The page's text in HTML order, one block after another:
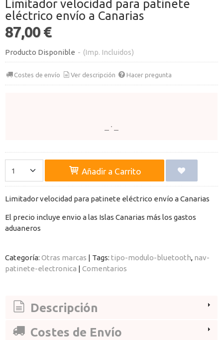
Limitador velocidad para patinete
eléctrico envío a Canarias
87,00 €
Producto Disponible - (Imp. Incluidos)
Costes de envío Ver descripción Hacer pregunta
Añadir a Carrito
Limitador velocidad para patinete eléctrico envío a Canarias
El precio incluye envio a las Islas Canarias más los gastos
aduaneros
Categoría: Otras marcas | Tags: tipo-modulo-bluetooth nav-
patinete-electronica | Comentarios
Descripción
Costes de Envío